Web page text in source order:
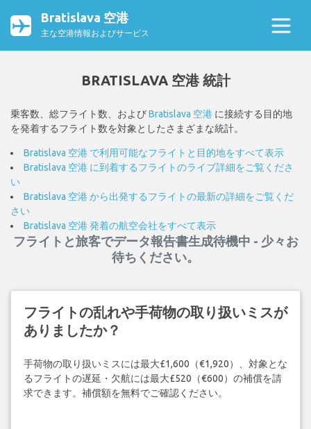
Bratislava 空港
主な空港情報およびサービス
BRATISLAVA 空港 統計
乗客数、総フライト数、およびBratislava 空港 に接続する目的地
を発着するフライト数を対象としたさまざまな統計。
Bratislava 空港 で利用可能なフライトと目的地をすべて表示
Bratislava 空港 に到着するフライトのライブ詳細をご覧くださ
い
Bratislava 空港 から出発するフライトの最新の詳細をご覧くだ
さい
Bratislava 空港 発着の航空会社をすべて表示
フライトと旅客でデータ報告書生成待機中 - 少々お
待ちください。
フライトの乱れや手荷物の取り扱いミスが
ありましたか？
手荷物の取り扱いミスには最大£1,600（€1,920）、対象とな
るフライトの遅延・欠航には最大£520（€600）の補償を請
求できます。補償額を無料でご確認ください。